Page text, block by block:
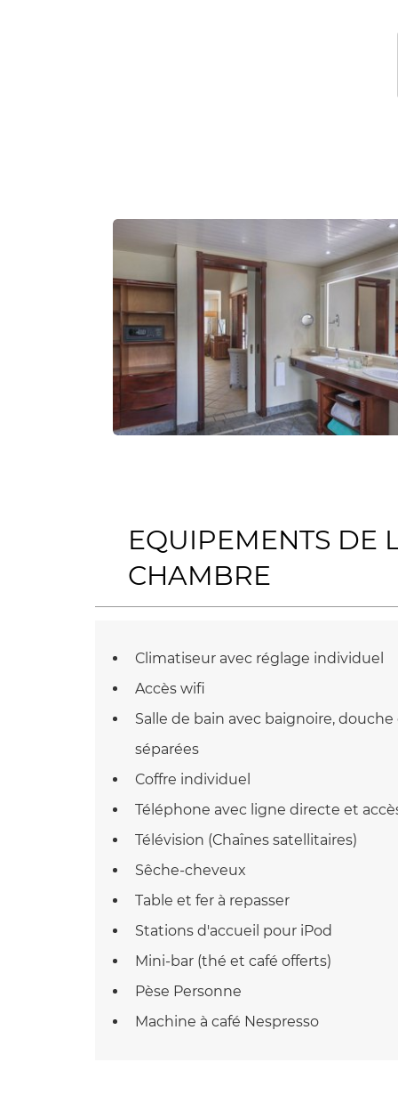
EQUIPEMENTS DE
CHAMBRE
Climatiseur avec réglage individuel
Accès wifi
Salle de bain avec baignoire,
séparées
Coffre individuel
Téléphone avec ligne directe et
Télévision (Chaînes satellitaires)
Sêche-cheveux
Table et fer à repasser
Stations d'accueil pour iPod
Mini-bar (thé et café offerts)
Pèse Personne
Machine à café Nespresso